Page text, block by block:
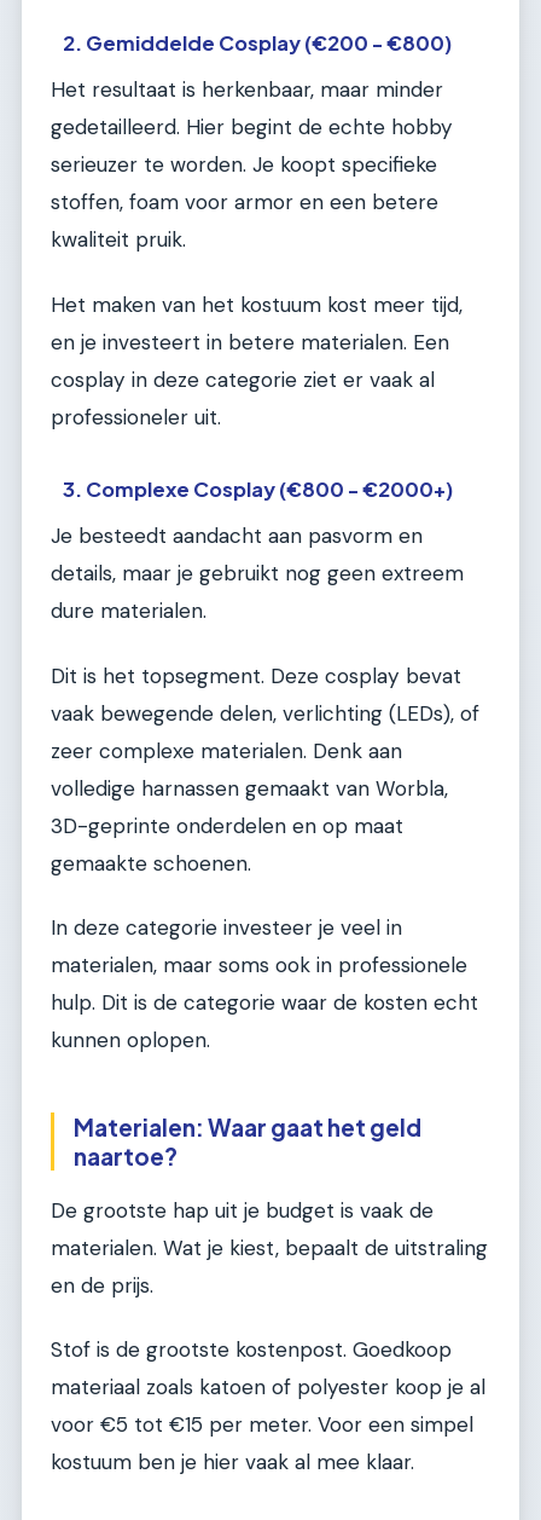
2. Gemiddelde Cosplay (€200 - €800)
Het resultaat is herkenbaar, maar minder
gedetailleerd. Hier begint de echte hobby
serieuzer te worden. Je koopt specifieke
stoffen, foam voor armor en een betere
kwaliteit pruik.
Het maken van het kostuum kost meer tijd,
en je investeert in betere materialen. Een
cosplay in deze categorie ziet er vaak al
professioneler uit.
3. Complexe Cosplay (€800 - €2000+)
Je besteedt aandacht aan pasvorm en
details, maar je gebruikt nog geen extreem
dure materialen.
Dit is het topsegment. Deze cosplay bevat
vaak bewegende delen, verlichting (LEDs), of
zeer complexe materialen. Denk aan
volledige harnassen gemaakt van Worbla,
3D-geprinte onderdelen en op maat
gemaakte schoenen.
In deze categorie investeer je veel in
materialen, maar soms ook in professionele
hulp. Dit is de categorie waar de kosten echt
kunnen oplopen.
Materialen: Waar gaat het geld
naartoe?
De grootste hap uit je budget is vaak de
materialen. Wat je kiest, bepaalt de uitstraling
en de prijs.
Stof is de grootste kostenpost. Goedkoop
materiaal zoals katoen of polyester koop je al
voor €5 tot €15 per meter. Voor een simpel
kostuum ben je hier vaak al mee klaar.